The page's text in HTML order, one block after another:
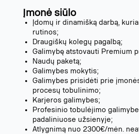
Įmonė siūlo
Įdomų ir dinamišką darbą,
rutinos;
Draugiškų kolegų pagalbą;
Galimybę atstovauti Premium
Naudų paketą;
Galimybes mokytis;
Galimybes prisidėti prie
procesų tobulinimo;
Karjeros galimybes;
Profesinio tobulėjimo
padaliniuose užsienyje;
Atlygnimą nuo 2300€/mėn.